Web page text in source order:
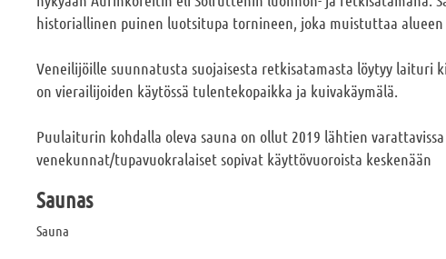
historiallinen puinen luotsitupa tornineen, joka muistuttaa
Veneilijöille suunnatusta suojaisesta retkisatamasta löytyy laituri
on vierailijoiden käytössä tulentekopaikka ja kuivakäymälä.
Puulaiturin kohdalla oleva sauna on ollut 2019 lähtien
venekunnat/tupavuokralaiset sopivat käyttövuoroista keskenään
Saunas
Sauna